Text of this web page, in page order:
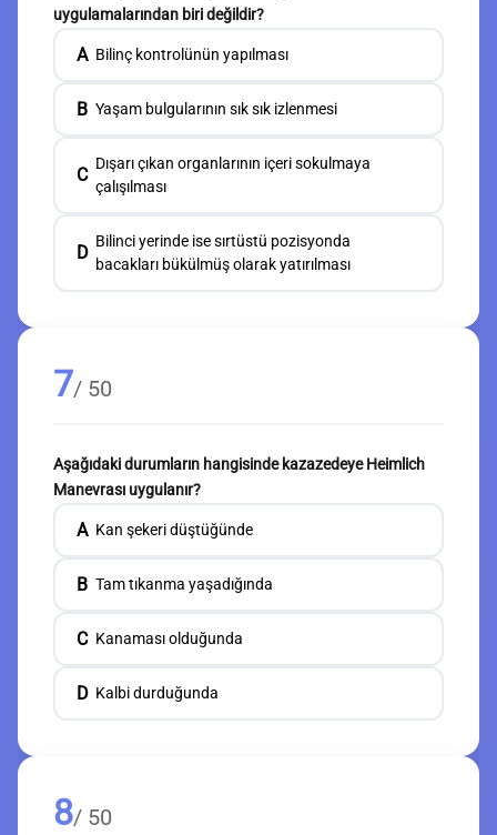
uygulamalarından biri değildir?
A Bilinç kontrolünün yapılması
B Yaşam bulgularının sık sık izlenmesi
C
Dışarı çıkan organlarının içeri sokulmaya
çalışılması
D
Bilinci yerinde ise sırtüstü pozisyonda
bacakları bükülmüş olarak yatırılması
7/ 50
Aşağıdaki durumların hangisinde kazazedeye Heimlich
Manevrası uygulanır?
A Kan şekeri düştüğünde
B Tam tıkanma yaşadığında
C Kanaması olduğunda
D Kalbi durduğunda
8/ 50